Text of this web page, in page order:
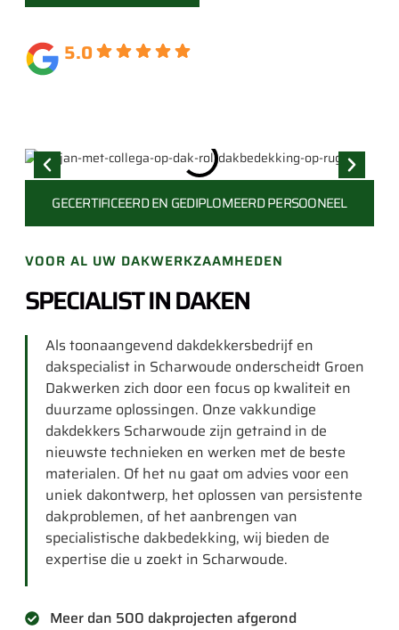
5.0
Gebaseerd op 164 beoordelingen
GECERTIFICEERD EN GEDIPLOMEERD PERSOONEEL
VOOR AL UW DAKWERKZAAMHEDEN
SPECIALIST IN DAKEN
Als toonaangevend dakdekkersbedrijf en
dakspecialist in Scharwoude onderscheidt Groen
Dakwerken zich door een focus op kwaliteit en
duurzame oplossingen. Onze vakkundige
dakdekkers Scharwoude zijn getraind in de
nieuwste technieken en werken met de beste
materialen. Of het nu gaat om advies voor een
uniek dakontwerp, het oplossen van persistente
dakproblemen, of het aanbrengen van
specialistische dakbedekking, wij bieden de
expertise die u zoekt in Scharwoude.
Meer dan 500 dakprojecten afgerond